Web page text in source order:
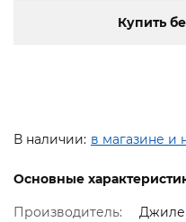
Купить
В наличии: в магазине и
Основные
Производитель: